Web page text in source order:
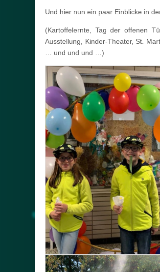
Und hier nun ein paar Einblicke in
(Kartoffelernte, Tag der offenen
Ausstellung, Kinder-Theater, St.
… und und und …)